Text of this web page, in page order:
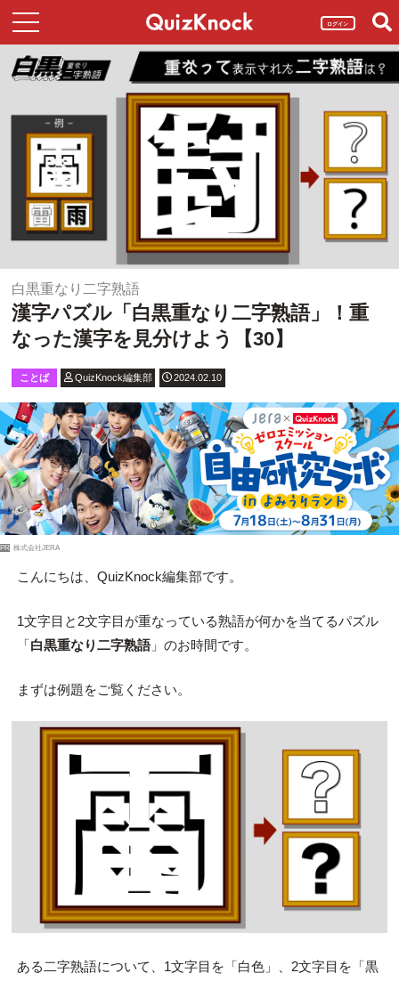
ログイン
白黒重なり二字熟語
漢字パズル「白黒重なり二字熟語」！重
なった漢字を見分けよう【30】
ことば QuizKnock編集部 2024.02.10
PR 株式会社JERA
こんにちは、QuizKnock編集部です。
1文字目と2文字目が重なっている熟語が何かを当てるパズル
「白黒重なり二字熟語」のお時間です。
まずは例題をご覧ください。
ある二字熟語について、1文字目を「白色」、2文字目を「黒